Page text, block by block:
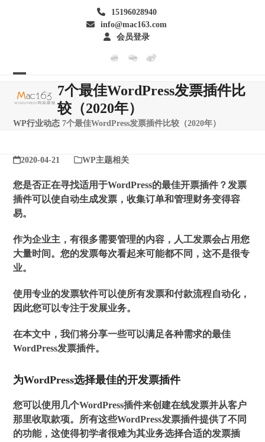
15196028940
info@mac163.com
会员登录
mobile
menu
mobile
menu
7个最佳WordPress发票插件比
较（2020年）
WP行业动态 7个最佳WordPress发票插件比较（2020年）
2020-04-21 WP主题相关
您是否正在寻找适用于WordPress的最佳开票插件？发票
插件可以使自动生成发票，收集订单和管理财务变得容
易。
作为企业主，有很多需要管理的内容，人工发票会占用您
大量时间。您的发票每次看起来可能都不同，这不是很专
业。
使用专业的发票软件可以使所有发票和付款流程自动化，
因此您可以专注于发展业务。
在本文中，我们将分享一些可以满足各种需求的最佳
WordPress发票插件。
为WordPress选择最佳的开发票插件
您可以使用几个WordPress插件来创建在线发票并从客户
那里收取款项。所有这些WordPress发票插件提供了不同
的功能，这使得初学者很难为其业务选择合适的发票插